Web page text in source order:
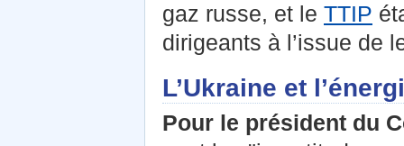
gaz russe, et le TTIP
dirigeants à l’issue
L’Ukraine et
Pour le président du